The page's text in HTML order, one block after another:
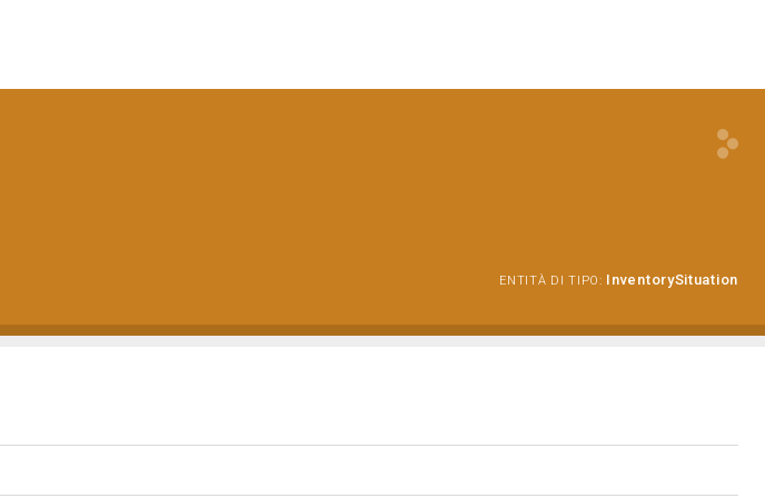
ENTITÀ DI TIPO: InventorySituation